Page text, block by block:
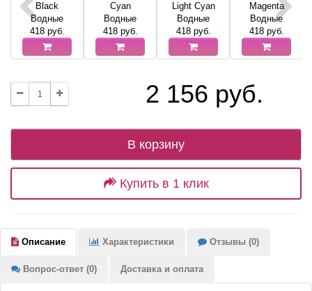
Black
Водные
418руб.
Cyan
Водные
418руб.
Light Cyan
Водные
418руб.
Magenta
Водные
418руб.
2 156 руб.
В корзину
Купить в 1 клик
Описание Характеристики Отзывы (0)
Вопрос-ответ (0) Доставка и оплата